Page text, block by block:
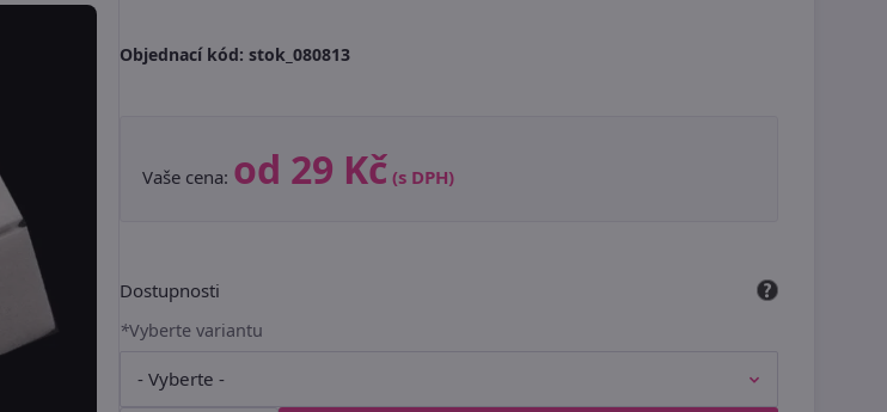
Objednací kód: stok_080813
Vaše cena: od 29 Kč (s DPH)
Dostupnosti
*Vyberte variantu